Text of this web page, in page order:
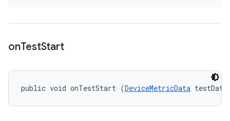
onTestStart
public void onTestStart (DeviceMetricData